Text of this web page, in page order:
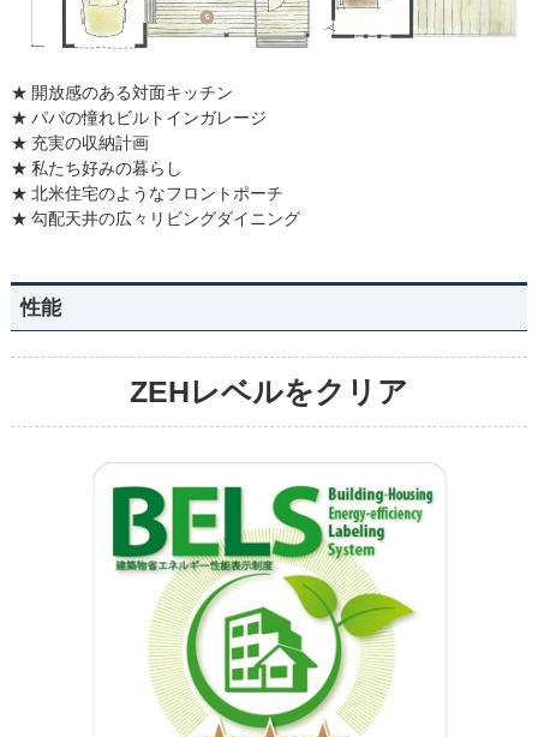
開放感のある対面キッチン
パパの憧れビルトインガレージ
充実の収納計画
私たち好みの暮らし
北米住宅のようなフロントポーチ
勾配天井の広々リビングダイニング
性能
ZEHレベルをクリア